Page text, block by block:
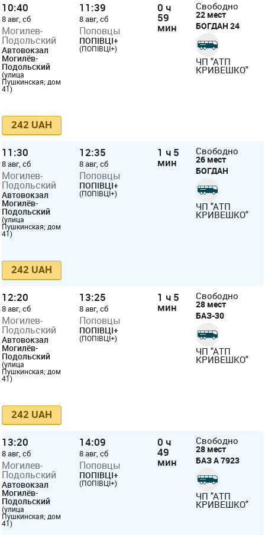
10:40
8 авг, сб
Могилев-
Подольский
Автовокзал
Могилёв-
Подольский
(улица
Пушкинская; дом
41)
11:39
8 авг, сб
Поповцы
ПОПІВЦІ+
(ПОПІВЦІ+)
0 ч
59
мин
Свободно
22 мест
БОГДАН 24
ЧП "АТП
КРИВЕШКО"
242 UAH
11:30
8 авг, сб
Могилев-
Подольский
Автовокзал
Могилёв-
Подольский
(улица
Пушкинская; дом
41)
12:35
8 авг, сб
Поповцы
ПОПІВЦІ+
(ПОПІВЦІ+)
1 ч 5
мин
Свободно
26 мест
БОГДАН
ЧП "АТП
КРИВЕШКО"
242 UAH
12:20
8 авг, сб
Могилев-
Подольский
Автовокзал
Могилёв-
Подольский
(улица
Пушкинская; дом
41)
13:25
8 авг, сб
Поповцы
ПОПІВЦІ+
(ПОПІВЦІ+)
1 ч 5
мин
Свободно
28 мест
БАЗ-30
ЧП "АТП
КРИВЕШКО"
242 UAH
13:20
8 авг, сб
Могилев-
Подольский
Автовокзал
Могилёв-
Подольский
(улица
Пушкинская; дом
41)
14:09
8 авг, сб
Поповцы
ПОПІВЦІ+
(ПОПІВЦІ+)
0 ч
49
мин
Свободно
28 мест
БАЗ А 7923
ЧП "АТП
КРИВЕШКО"